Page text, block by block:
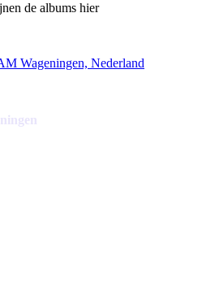
de albums hier
Wageningen, Nederland